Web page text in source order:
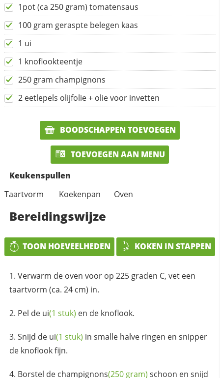
1pot (ca 250 gram) tomatensaus
100 gram geraspte belegen kaas
1 ui
1 knoflookteentje
250 gram champignons
2 eetlepels olijfolie + olie voor invetten
BOODSCHAPPEN TOEVOEGEN
TOEVOEGEN AAN MENU
Keukenspullen
Taartvorm
Koekenpan Oven
Bereidingswijze
TOON HOEVEELHEDEN KOKEN IN STAPPEN
Verwarm de oven voor op 225 graden C, vet een
taartvorm (ca. 24 cm) in.
Pel de ui(1 stuk) en de knoflook.
Snijd de ui(1 stuk) in smalle halve ringen en snipper
de knoflook fijn.
Borstel de champignons(250 gram) schoon en snijd